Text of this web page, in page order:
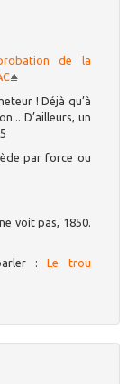
de la
! Déjà qu’à
D’ailleurs, un
par force ou
voit pas, 1850.
:Le trou